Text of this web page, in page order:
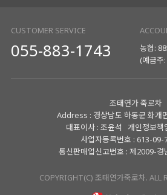
CUSTOMER SERVICE
055-883-1743
농협:
(예금주
조태연가 죽로차
Address : 경상남도 하동군 화개
대표이사 : 조윤석 개인정보책
사업자등록번호 : 613-09-
통신판매업신고번호 : 제2009-
COPYRIGHT(C) 조태연가죽로차. ALL